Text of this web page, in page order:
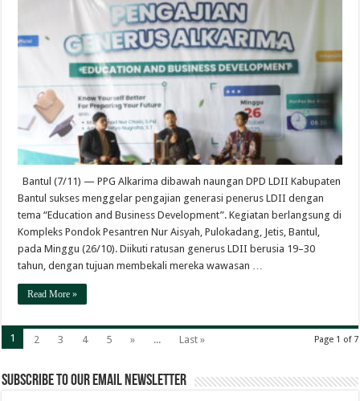
Bantul (7/11) — PPG Alkarima dibawah naungan DPD LDII Kabupaten
Bantul sukses menggelar pengajian generasi penerus LDII dengan
tema “Education and Business Development”. Kegiatan berlangsung di
Kompleks Pondok Pesantren Nur Aisyah, Pulokadang, Jetis, Bantul,
pada Minggu (26/10). Diikuti ratusan generus LDII berusia 19–30
tahun, dengan tujuan membekali mereka wawasan …
Read More »
Page 1 of 7
1 2 3 4 5 » ... Last »
Subscribe to our email newsletter